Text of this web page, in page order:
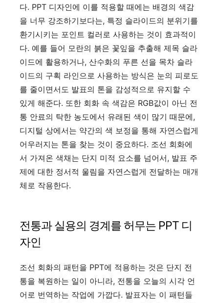
다. PPT 디자인에 이를 적용할 때에는 배경의 색감
을 너무 강조하기보다는, 특정 슬라이드의 분위기를
환기시키는 포인트 컬러로 사용하는 것이 효과적이
다. 예를 들어 모란의 붉은 꽃잎을 추출해 제목 슬라
이드에 활용하거나, 산수화의 푸른 선을 목차 슬라
이드의 구획 라인으로 사용하는 방식은 눈의 피로도
를 줄이면서도 발표의 톤을 감성적으로 유지할 수
있게 해준다. 또한 회화 속 색감은 RGB값이 아닌 전
통 안료의 탁한 농도에서 유래된 색이 많기 때문에,
디지털 상에서는 약간의 색 보정을 통해 자연스럽게
어우러지는 톤을 찾는 것이 중요하다. 조선 회화에
서 가져온 색채는 단지 미적 요소를 넘어서, 발표 주
제에 대한 정서적 울림을 자연스럽게 전달하는 매개
체로 작용한다.
전통과 실용의 경계를 허무는 PPT 디
자인
조선 회화의 패턴을 PPT에 적용하는 것은 단지 전
통을 복원하는 일이 아니라, 전통을 오늘의 시각 언
어로 번역하는 작업에 가깝다. 발표자는 이 패턴들